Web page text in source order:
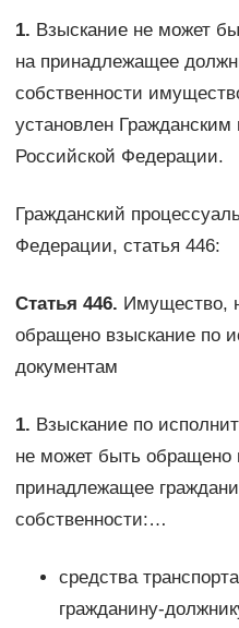
1. Взыскание не может
на принадлежащее
собственности
установлен
Российской Федерации.
Гражданский
Федерации, статья 446:
Статья 446. Имущество,
обращено взыскание по
документам
1. Взыскание по
не может быть
принадлежащее
собственности:…
средства
гражданину-